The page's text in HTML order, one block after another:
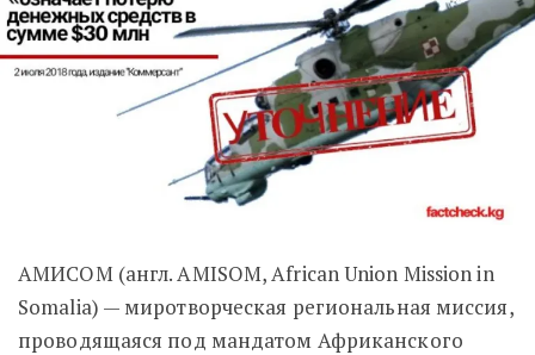
АМИСОМ (англ. AMISOM, African Union Mission in
Somalia) — миротворческая региональная миссия,
проводящаяся под мандатом Африканского